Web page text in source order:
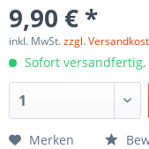
9,90 € *
inkl. MwSt.zzgl.
Sofort versandfertig,
Merken